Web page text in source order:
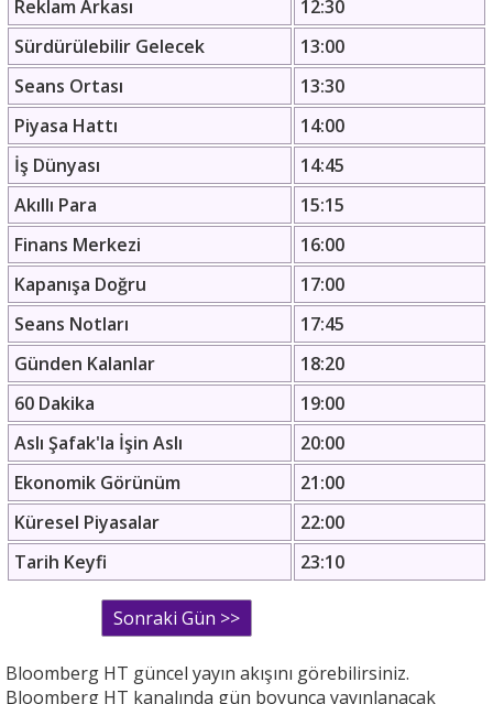
Reklam Arkası
12:30
Sürdürülebilir Gelecek
13:00
Seans Ortası
13:30
Piyasa Hattı
14:00
İş Dünyası
14:45
Akıllı Para
15:15
Finans Merkezi
16:00
Kapanışa Doğru
17:00
Seans Notları
17:45
Günden Kalanlar
18:20
60 Dakika
19:00
Aslı Şafak'la İşin Aslı
20:00
Ekonomik Görünüm
21:00
Küresel Piyasalar
22:00
Tarih Keyfi
23:10
Bloomberg HT güncel yayın akışını görebilirsiniz.
Bloomberg HT kanalında gün boyunca yayınlanacak